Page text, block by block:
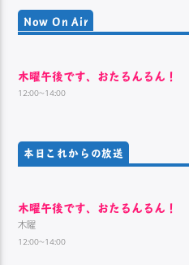
Now On Air
木曜午後です、おたるんるん！
12:00~14:00
本日これからの放送
木曜午後です、おたるんるん！
木曜
12:00~14:00